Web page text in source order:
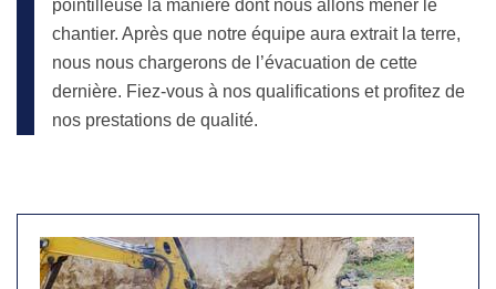
pointilleuse la manière dont nous allons mener le
chantier. Après que notre équipe aura extrait la terre,
nous nous chargerons de l’évacuation de cette
dernière. Fiez-vous à nos qualifications et profitez de
nos prestations de qualité.